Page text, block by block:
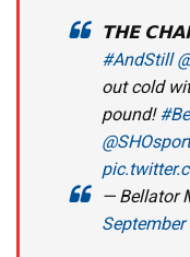
𝗧𝗛𝗘
#AndStill
out cold
pound!
— Bellator
September